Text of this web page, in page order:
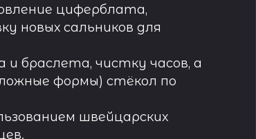
циферблата,
новых сальников для
браслета, чистку часов, а
формы) стёкол по
швейцарских